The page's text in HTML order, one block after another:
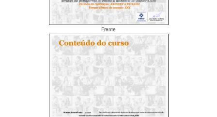
Frente